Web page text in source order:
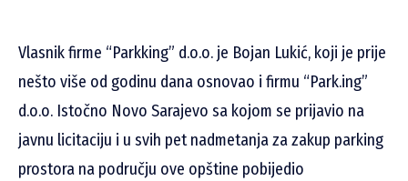
Vlasnik firme “Parkking” d.o.o. je Bojan Lukić, koji je prije
nešto više od godinu dana osnovao i firmu “Park.ing”
d.o.o. Istočno Novo Sarajevo sa kojom se prijavio na
javnu licitaciju i u svih pet nadmetanja za zakup parking
prostora na području ove opštine pobijedio